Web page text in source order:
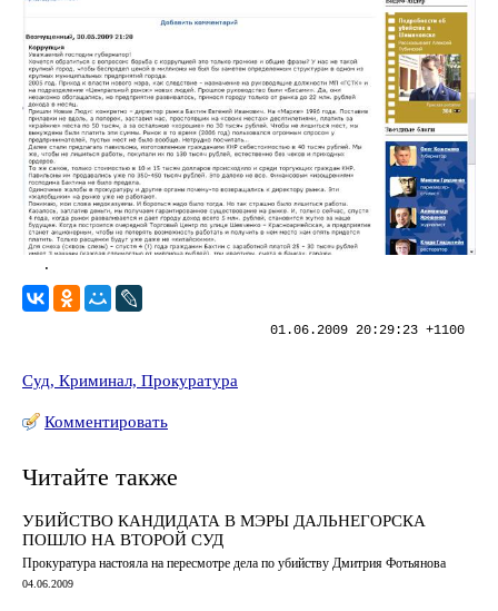
.
01.06.2009 20:29:23 +1100
Суд, Криминал, Прокуратура
Комментировать
Читайте также
УБИЙСТВО КАНДИДАТА В МЭРЫ ДАЛЬНЕГОРСКА
ПОШЛО НА ВТОРОЙ СУД
Прокуратура настояла на пересмотре дела по убийству Дмитрия Фотьянова
04.06.2009